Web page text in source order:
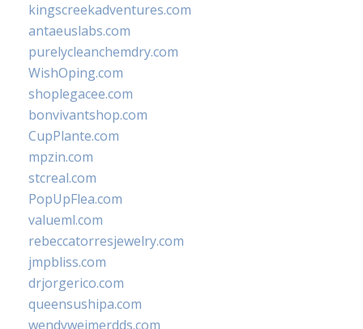
kingscreekadventures.com
antaeuslabs.com
purelycleanchemdry.com
WishOping.com
shoplegacee.com
bonvivantshop.com
CupPlante.com
mpzin.com
stcreal.com
PopUpFlea.com
valueml.com
rebeccatorresjewelry.com
jmpbliss.com
drjorgerico.com
queensushipa.com
wendyweimerdds.com